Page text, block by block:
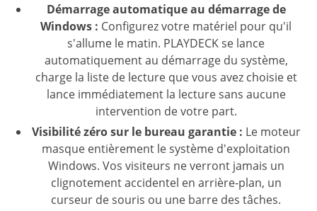
Démarrage automatique au démarrage de
Windows : Configurez votre matériel pour qu'il
s'allume le matin. PLAYDECK se lance
automatiquement au démarrage du système,
charge la liste de lecture que vous avez choisie et
lance immédiatement la lecture sans aucune
intervention de votre part.
Visibilité zéro sur le bureau garantie : Le moteur
masque entièrement le système d'exploitation
Windows. Vos visiteurs ne verront jamais un
clignotement accidentel en arrière-plan, un
curseur de souris ou une barre des tâches.